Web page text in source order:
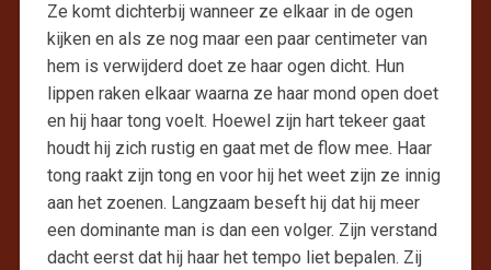
Ze komt dichterbij wanneer ze elkaar in de ogen
kijken en als ze nog maar een paar centimeter van
hem is verwijderd doet ze haar ogen dicht. Hun
lippen raken elkaar waarna ze haar mond open doet
en hij haar tong voelt. Hoewel zijn hart tekeer gaat
houdt hij zich rustig en gaat met de flow mee. Haar
tong raakt zijn tong en voor hij het weet zijn ze innig
aan het zoenen. Langzaam beseft hij dat hij meer
een dominante man is dan een volger. Zijn verstand
dacht eerst dat hij haar het tempo liet bepalen. Zij